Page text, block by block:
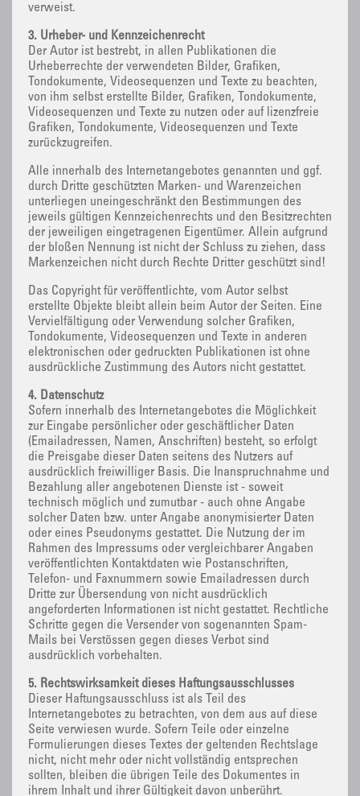
verweist.
3. Urheber- und Kennzeichenrecht
Der Autor ist bestrebt, in allen Publikationen die
Urheberrechte der verwendeten Bilder, Grafiken,
Tondokumente, Videosequenzen und Texte zu beachten,
von ihm selbst erstellte Bilder, Grafiken, Tondokumente,
Videosequenzen und Texte zu nutzen oder auf lizenzfreie
Grafiken, Tondokumente, Videosequenzen und Texte
zurückzugreifen.
Alle innerhalb des Internetangebotes genannten und ggf.
durch Dritte geschützten Marken- und Warenzeichen
unterliegen uneingeschränkt den Bestimmungen des
jeweils gültigen Kennzeichenrechts und den Besitzrechten
der jeweiligen eingetragenen Eigentümer. Allein aufgrund
der bloßen Nennung ist nicht der Schluss zu ziehen, dass
Markenzeichen nicht durch Rechte Dritter geschützt sind!
Das Copyright für veröffentlichte, vom Autor selbst
erstellte Objekte bleibt allein beim Autor der Seiten. Eine
Vervielfältigung oder Verwendung solcher Grafiken,
Tondokumente, Videosequenzen und Texte in anderen
elektronischen oder gedruckten Publikationen ist ohne
ausdrückliche Zustimmung des Autors nicht gestattet.
4. Datenschutz
Sofern innerhalb des Internetangebotes die Möglichkeit
zur Eingabe persönlicher oder geschäftlicher Daten
(Emailadressen, Namen, Anschriften) besteht, so erfolgt
die Preisgabe dieser Daten seitens des Nutzers auf
ausdrücklich freiwilliger Basis. Die Inanspruchnahme und
Bezahlung aller angebotenen Dienste ist - soweit
technisch möglich und zumutbar - auch ohne Angabe
solcher Daten bzw. unter Angabe anonymisierter Daten
oder eines Pseudonyms gestattet. Die Nutzung der im
Rahmen des Impressums oder vergleichbarer Angaben
veröffentlichten Kontaktdaten wie Postanschriften,
Telefon- und Faxnummern sowie Emailadressen durch
Dritte zur Übersendung von nicht ausdrücklich
angeforderten Informationen ist nicht gestattet. Rechtliche
Schritte gegen die Versender von sogenannten Spam-
Mails bei Verstössen gegen dieses Verbot sind
ausdrücklich vorbehalten.
5. Rechtswirksamkeit dieses Haftungsausschlusses
Dieser Haftungsausschluss ist als Teil des
Internetangebotes zu betrachten, von dem aus auf diese
Seite verwiesen wurde. Sofern Teile oder einzelne
Formulierungen dieses Textes der geltenden Rechtslage
nicht, nicht mehr oder nicht vollständig entsprechen
sollten, bleiben die übrigen Teile des Dokumentes in
ihrem Inhalt und ihrer Gültigkeit davon unberührt.